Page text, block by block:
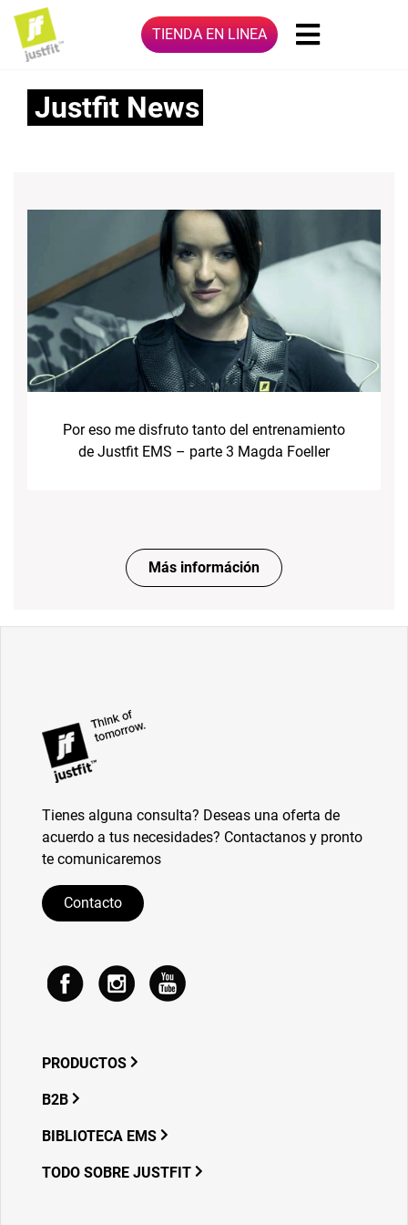
TIENDA EN LINEA
Justfit News
Por eso me disfruto tanto del entrenamiento
de Justfit EMS – parte 3 Magda Foeller
Más információn
Tienes alguna consulta? Deseas una oferta de
acuerdo a tus necesidades? Contactanos y pronto
te comunicaremos
Contacto
PRODUCTOS
CHAMPION BELT
JUSTFITME
JUSTFITLITE
B2B
JUSTFIT EMS B2B
CONCEPTO DE ESTUDIO PORTATIL
BIBLIOTECA EMS
FUNCIONAMIENTO DE EMS
TODO SOBRE JUSTFIT